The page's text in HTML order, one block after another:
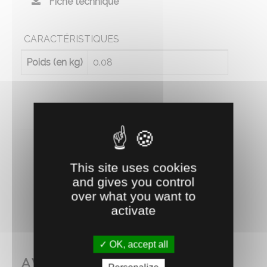
CARACTÉRISTIQUES
Poids (en kg) 0.08
RECOMMANDEZ CE PRODUIT À UN AMI
This site uses cookies
and gives you control
over what you want to
activate
OK, accept all